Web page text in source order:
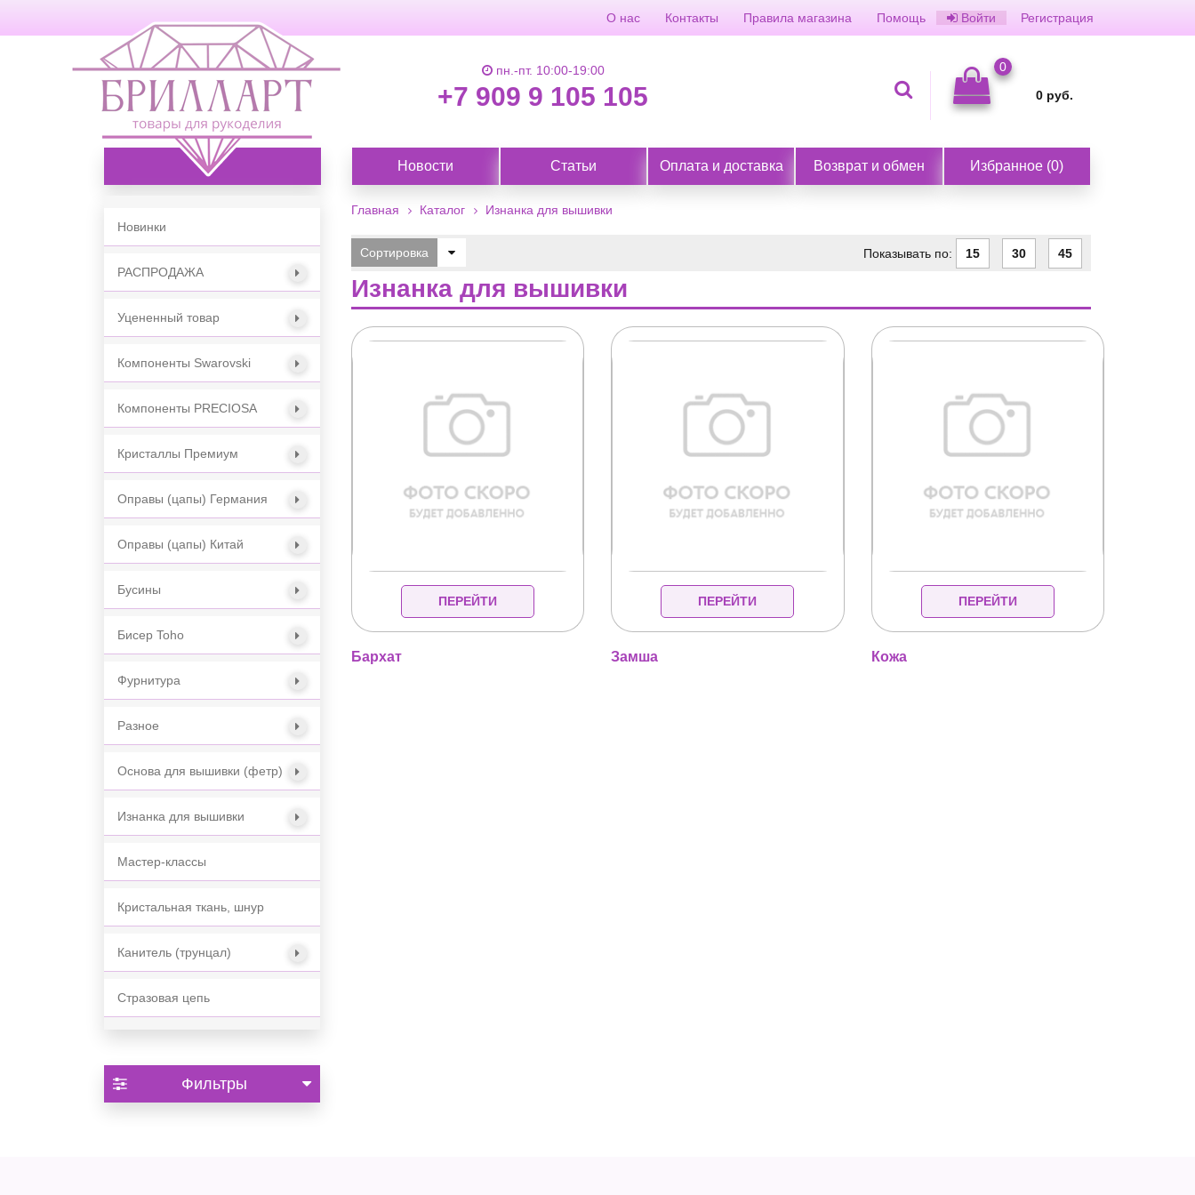
Войти Регистрация
О нас Контакты Правила магазина Помощь
пн.-пт. 10:00-19:00
+7 909 9 105 105
0
0 руб.
Каталог товаров Новости Статьи Оплата и доставка Возврат и обмен Избранное (0)
Новинки
РАСПРОДАЖА
Уцененный товар
Компоненты Swarovski
Компоненты PRECIOSA
Кристаллы Премиум
Оправы (цапы) Германия
Оправы (цапы) Китай
Бусины
Бисер Toho
Фурнитура
Разное
Основа для вышивки (фетр)
Изнанка для вышивки
Мастер-классы
Кристальная ткань, шнур
Канитель (трунцал)
Стразовая цепь
Фильтры
Главная Каталог Изнанка для вышивки
Сортировка Показывать по: 15 30 45
Изнанка для вышивки
ПЕРЕЙТИ
Бархат
ПЕРЕЙТИ
Замша
ПЕРЕЙТИ
Кожа